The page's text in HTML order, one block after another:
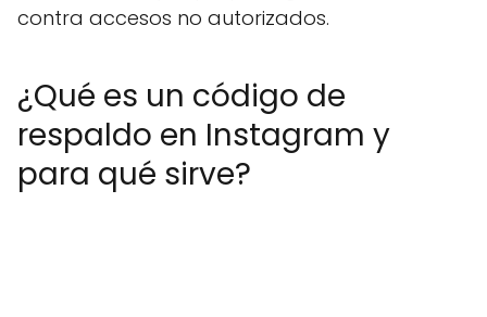
contra accesos no autorizados.
¿Qué es un código de
respaldo en Instagram y
para qué sirve?